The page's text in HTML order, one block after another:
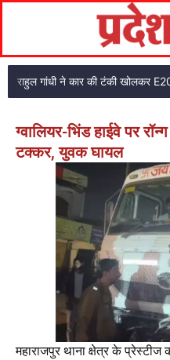
ग्वालियर-भिंड हाईवे पर
टक्कर, युवक घायल
महाराजपुर थाना क्षेत्र के